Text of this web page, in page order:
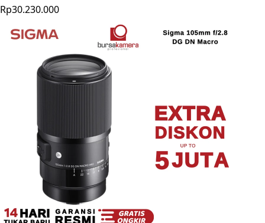
Rp30.230.000